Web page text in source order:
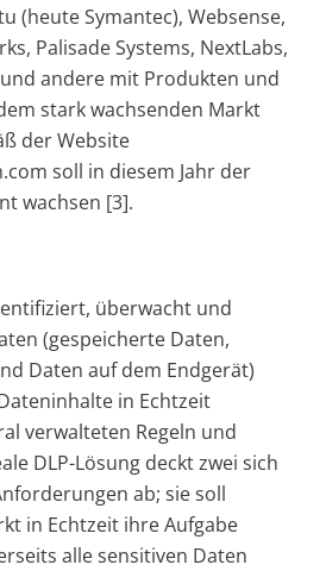
(heute Symantec), Websense,
Palisade Systems, NextLabs,
und andere mit Produkten und
stark wachsenden Markt
der Website
soll in diesem Jahr der
wachsen [3].
überwacht und
(gespeicherte Daten,
Daten auf dem Endgerät)
in Echtzeit
verwalteten Regeln und
DLP-Lösung deckt zwei sich
ab; sie soll
in Echtzeit ihre Aufgabe
alle sensitiven Daten